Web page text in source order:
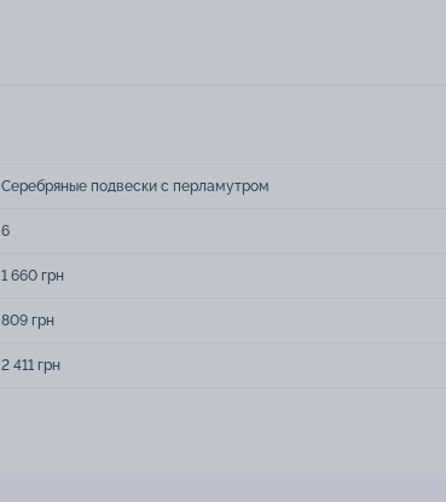
Серебряные подвески с перламутром
6
1 660 грн
809 грн
2 411 грн